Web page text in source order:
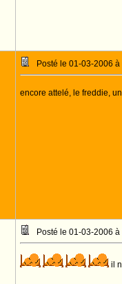
Posté le 01-03-2006
encore attelé, le freddie,
Posté le 01-03-2006
il